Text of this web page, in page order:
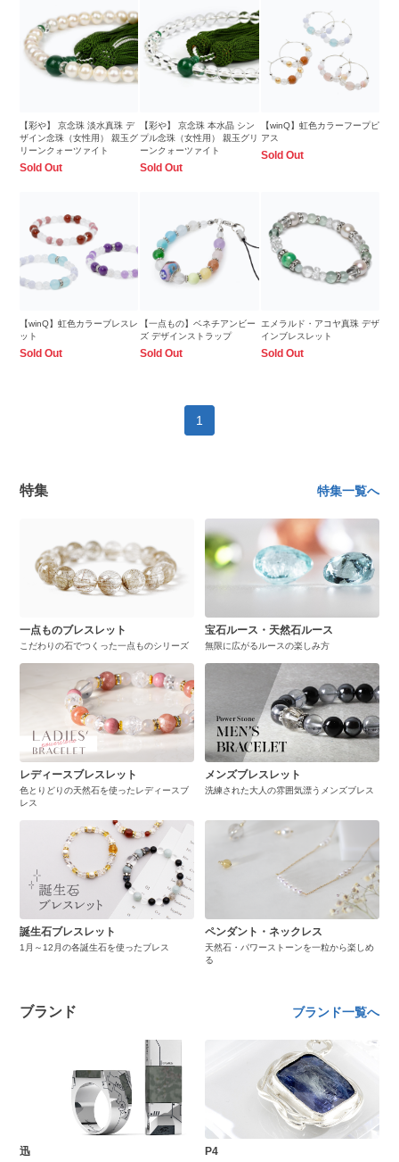
【彩や】 京念珠 淡水真珠 デ
ザイン念珠（女性用） 親玉グ
リーンクォーツァイト
Sold Out
【彩や】 京念珠 本水晶 シン
プル念珠（女性用） 親玉グリ
ーンクォーツァイト
Sold Out
【winQ】虹色カラーフープピ
アス
Sold Out
【winQ】虹色カラーブレスレ
ット
Sold Out
【一点もの】ベネチアンビー
ズ デザインストラップ
Sold Out
エメラルド・アコヤ真珠 デザ
インブレスレット
Sold Out
1
特集 特集一覧へ
一点ものブレスレット
こだわりの石でつくった一点ものシリーズ
宝石ルース・天然石ルース
無限に広がるルースの楽しみ方
レディースブレスレット
色とりどりの天然石を使ったレディースブ
レス
メンズブレスレット
洗練された大人の雰囲気漂うメンズブレス
誕生石ブレスレット
1月～12月の各誕生石を使ったブレス
ペンダント・ネックレス
天然石・パワーストーンを一粒から楽しめ
る
ブランド ブランド一覧へ
迅 P4